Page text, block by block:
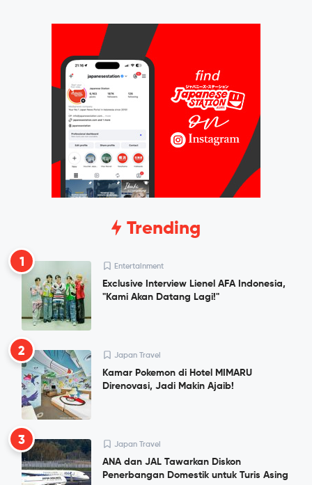
Trending
1 Entertainment
Exclusive Interview Lienel AFA Indonesia,
"Kami Akan Datang Lagi!"
2 Japan Travel
Kamar Pokemon di Hotel MIMARU
Direnovasi, Jadi Makin Ajaib!
3 Japan Travel
ANA dan JAL Tawarkan Diskon
Penerbangan Domestik untuk Turis Asing